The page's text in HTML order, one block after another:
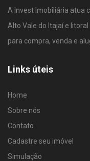
A Invest Imobiliária atua
Alto Vale do Itajaí e
para compra, venda e
Links úteis
Home
Sobre nós
Contato
Cadastre seu imóvel
Simulação